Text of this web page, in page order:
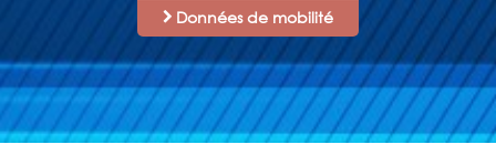
Données de mobilité